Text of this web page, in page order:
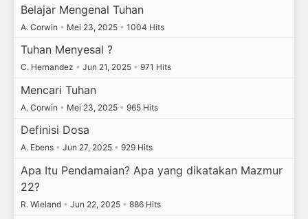
Belajar Mengenal Tuhan
A. Corwin • Mei 23, 2025 • 1004 Hits
Tuhan Menyesal ?
C. Hernandez • Jun 21, 2025 • 971 Hits
Mencari Tuhan
A. Corwin • Mei 23, 2025 • 965 Hits
Definisi Dosa
A. Ebens • Jun 27, 2025 • 929 Hits
Apa Itu Pendamaian? Apa yang dikatakan Mazmur
22?
R. Wieland • Jun 22, 2025 • 886 Hits